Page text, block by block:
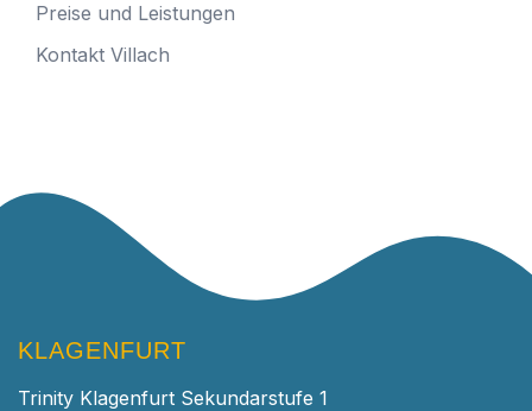
Preise und Leistungen
Kontakt Villach
KLAGENFURT
Trinity Klagenfurt Sekundarstufe 1